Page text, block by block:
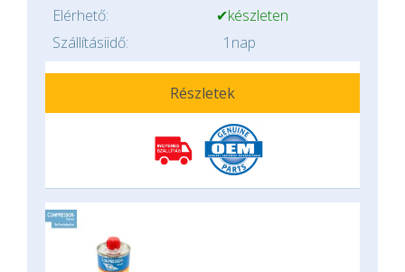
Elérhető:
✔készleten
Szállításiidő:
1nap
Részletek